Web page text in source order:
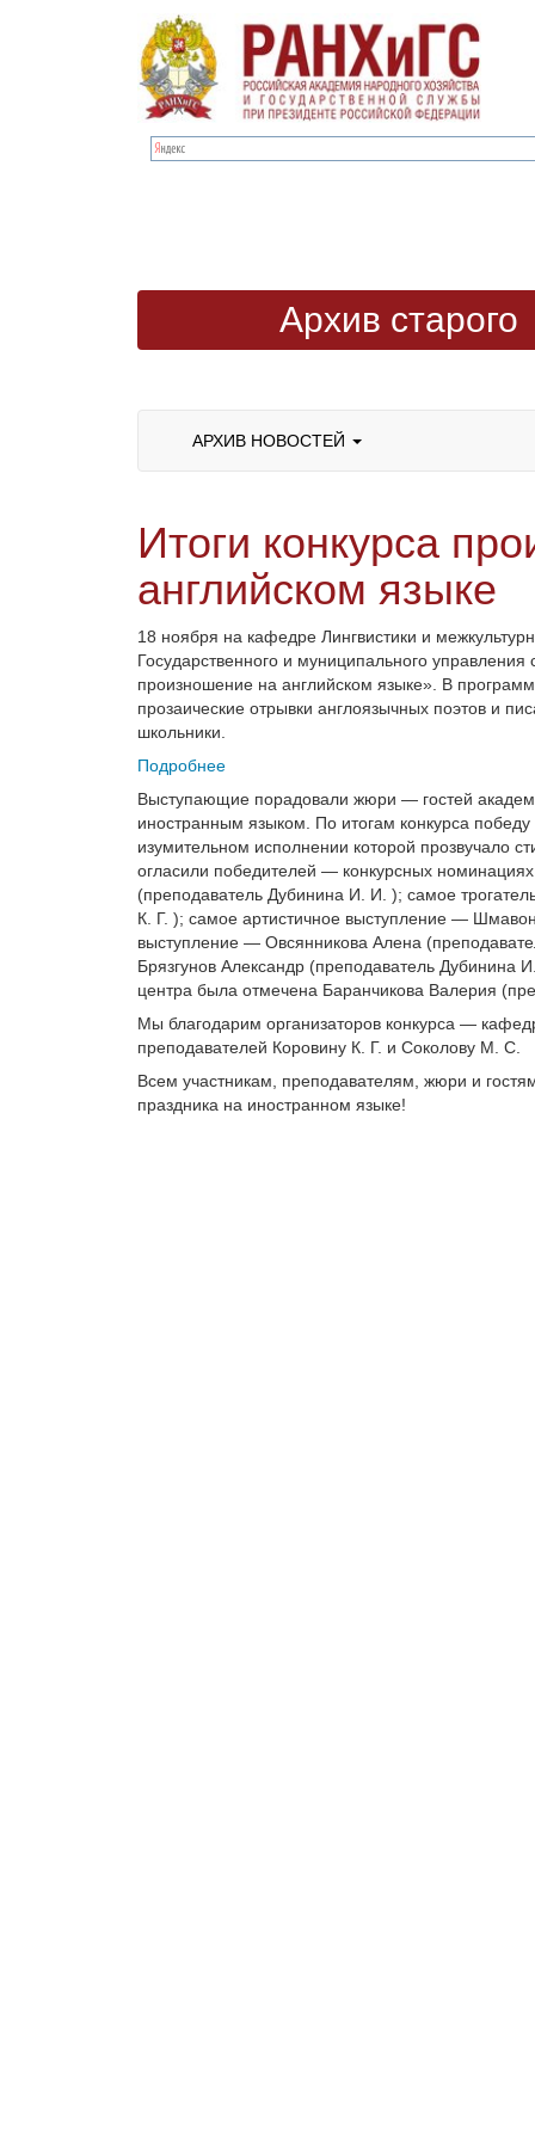
Архив старого
АРХИВ НОВОСТЕЙ
Итоги конкурса
английском языке
18 ноября на кафедре Лингвистики и
Государственного и муниципального
произношение на английском языке». В
прозаические отрывки англоязычных поэтов и
школьники.
Подробнее
Выступающие порадовали жюри — гостей
иностранным языком. По итогам конкурса
изумительном исполнении которой прозвучало
огласили победителей — конкурсных
(преподаватель Дубинина И. И. ); самое
К. Г. ); самое артистичное выступление —
выступление — Овсянникова Алена
Брязгунов Александр (преподаватель
центра была отмечена Баранчикова Валерия
Мы благодарим организаторов конкурса —
преподавателей Коровину К. Г. и Соколову М. С.
Всем участникам, преподавателям, жюри и
праздника на иностранном языке!